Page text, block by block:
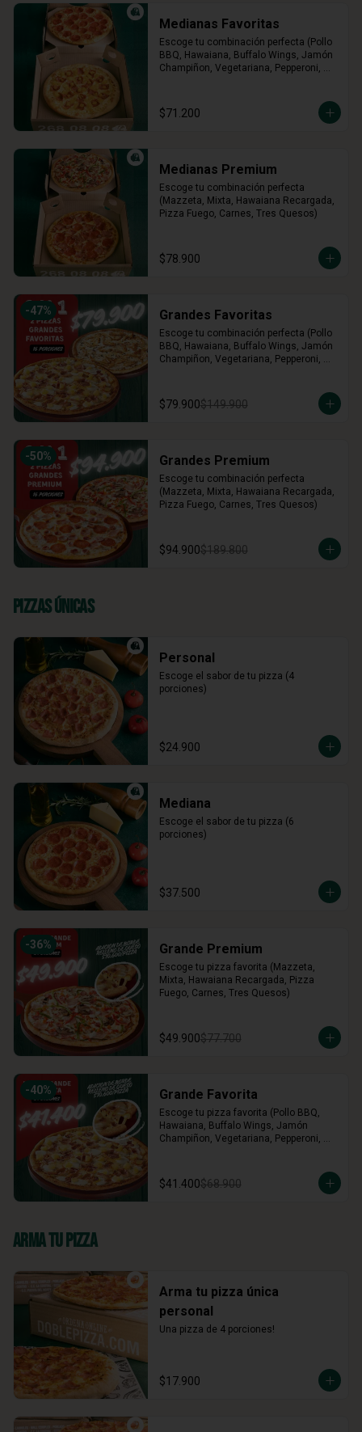
Medianas Favoritas
Escoge tu combinación perfecta (Pollo
BBQ, Hawaiana, Buffalo Wings, Jamón
Champiñon, Vegetariana, Pepperoni,
$71.200
Medianas Premium
Escoge tu combinación perfecta
(Mazzeta, Mixta, Hawaiana Recargada,
Pizza Fuego, Carnes, Tres Quesos)
$78.900
-47% Grandes Favoritas
Escoge tu combinación perfecta (Pollo
BBQ, Hawaiana, Buffalo Wings, Jamón
Champiñon, Vegetariana, Pepperoni,
$79.900$149.900
-50% Grandes Premium
Escoge tu combinación perfecta
(Mazzeta, Mixta, Hawaiana Recargada,
Pizza Fuego, Carnes, Tres Quesos)
$94.900$189.800
Pizzas Únicas
Personal
Escoge el sabor de tu pizza (4
porciones)
$24.900
Mediana
Escoge el sabor de tu pizza (6
porciones)
$37.500
-36% Grande Premium
Escoge tu pizza favorita (Mazzeta,
Mixta, Hawaiana Recargada, Pizza
Fuego, Carnes, Tres Quesos)
$49.900$77.700
-40% Grande Favorita
Escoge tu pizza favorita (Pollo BBQ,
Hawaiana, Buffalo Wings, Jamón
Champiñon, Vegetariana, Pepperoni,
$41.400$68.900
Arma Tu Pizza
Arma tu pizza única
personal
Una pizza de 4 porciones!
$17.900